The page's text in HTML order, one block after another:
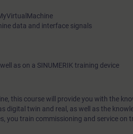
data and interface signals
as on a SINUMERIK training device
this course will provide you with the
digital twin and real, as well as the
you train commissioning and service on